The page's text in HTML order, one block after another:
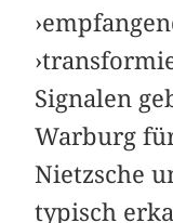
Signalen
Warburg
Nietzsche
typisch